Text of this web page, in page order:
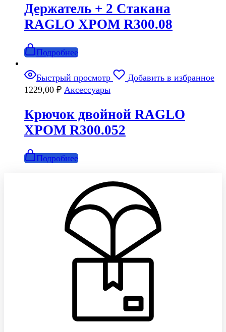
Держатель + 2 Стакана
RAGLO ХРОМ R300.08
Подробнее
Быстрый просмотр
Добавить в избранное
1229,00 ₽ Аксессуары
Крючок двойной RAGLO
ХРОМ R300.052
Подробнее